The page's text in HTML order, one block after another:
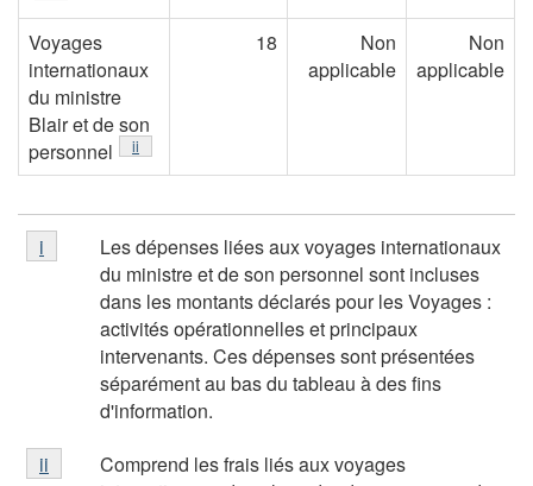
Voyages
internationaux
du ministre
Blair et de son
personnel
Note de table
ii
18
Non
applicable
Non
applicable
Note
de
Les dépenses liées aux voyages internationaux
du ministre et de son personnel sont incluses
dans les montants déclarés pour les Voyages :
activités opérationnelles et principaux
intervenants. Ces dépenses sont présentées
séparément au bas du tableau à des fins
d'information.
Retour à la référence de note de table
i referrer
Note
de
Comprend les frais liés aux voyages
Retour à la référence de note de table
ii referrer